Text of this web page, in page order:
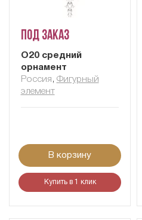
Под заказ
О20 средний
орнамент
Россия , Фигурный
элемент
В корзину
Купить в 1 клик